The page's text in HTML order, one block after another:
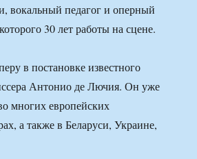
вокальный педагог и оперный
30 лет работы на сцене.
в постановке известного
Антонио де Лючия. Он уже
многих европейских
а также в Беларуси, Украине,